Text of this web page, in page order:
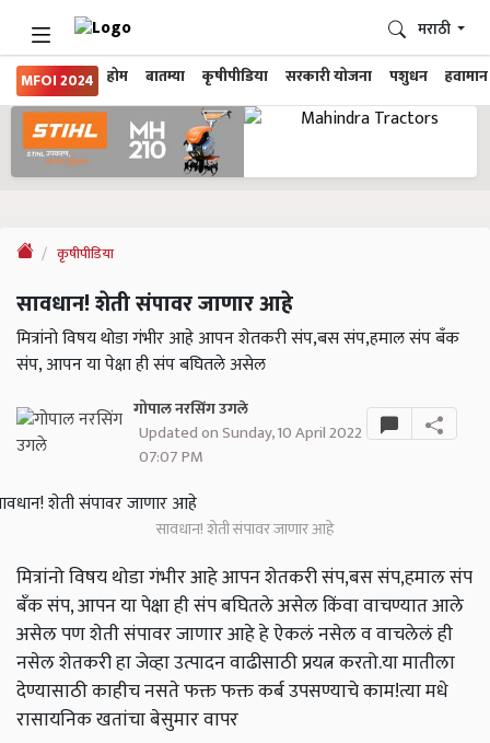
MFOI 2024 होम बातम्या कृषीपीडिया सरकारी योजना पशुधन हवामान
मराठी
कृषीपीडिया
सावधान! शेती संपावर जाणार आहे
मित्रांनो विषय थोडा गंभीर आहे आपन शेतकरी संप,बस संप,हमाल संप बॅंक
संप, आपन या पेक्षा ही संप बघितले असेल
गोपाल नरसिंग उगले
Updated on Sunday, 10 April 2022
07:07 PM
सावधान! शेती संपावर जाणार आहे
मित्रांनो विषय थोडा गंभीर आहे आपन शेतकरी संप,बस संप,हमाल संप
बॅंक संप, आपन या पेक्षा ही संप बघितले असेल किंवा वाचण्यात आले
असेल पण शेती संपावर जाणार आहे हे ऐकलं नसेल व वाचलेलं ही
नसेल शेतकरी हा जेव्हा उत्पादन वाढीसाठी प्रयत्न करतो.या मातीला
देण्यासाठी काहीच नसते फक्त फक्त कर्ब उपसण्याचे काम!त्या मधे
रासायनिक खतांचा बेसुमार वापर